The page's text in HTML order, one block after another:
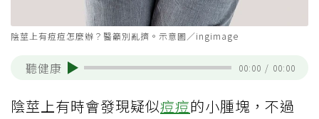
陰莖上有痘痘怎麼辦？醫籲別亂擠。示意圖／ingimage
聽健康 00:00 / 00:00
陰莖上有時會發現疑似痘痘的小腫塊，不過